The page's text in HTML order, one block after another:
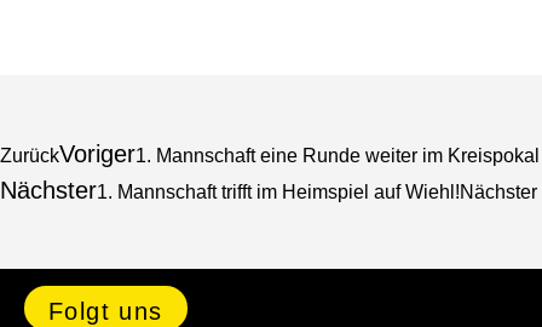
ZurückVoriger1. Mannschaft eine Runde weiter im Kreispokal
Nächster1. Mannschaft trifft im Heimspiel auf Wiehl!Nächster
Folgt uns